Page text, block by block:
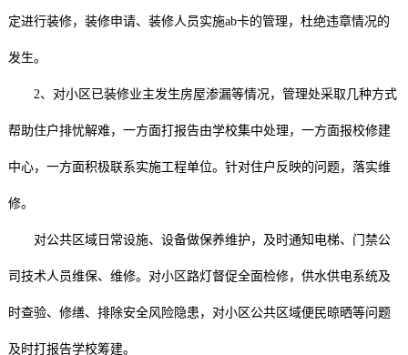
定进行装修，装修申请、装修人员实施ab卡的管理，杜绝违章情况的
发生。
2、对小区已装修业主发生房屋渗漏等情况，管理处采取几种方式
帮助住户排忧解难，一方面打报告由学校集中处理，一方面报校修建
中心，一方面积极联系实施工程单位。针对住户反映的问题，落实维
修。
对公共区域日常设施、设备做保养维护，及时通知电梯、门禁公
司技术人员维保、维修。对小区路灯督促全面检修，供水供电系统及
时查验、修缮、排除安全风险隐患，对小区公共区域便民晾晒等问题
及时打报告学校筹建。